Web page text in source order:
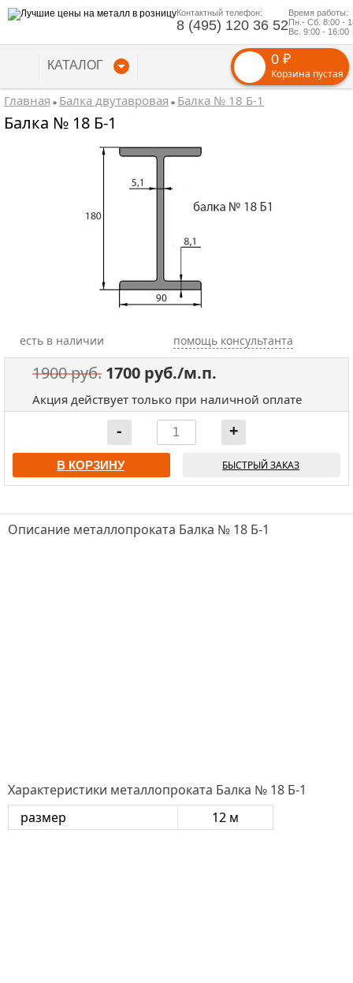
Контактный телефон:
8 (495) 120 36 52
Время работы:
Пн.- Сб. 8:00 -
Вс. 9:00 - 16:00
КАТАЛОГ 0 ₽
Корзина пустая
Главная » Балка двутавровая » Балка № 18 Б-1
Балка № 18 Б-1
есть в наличии помощь консультанта
1900 руб. 1700 руб./м.п.
Акция действует только при наличной оплате
В КОРЗИНУ БЫСТРЫЙ ЗАКАЗ
Описание металлопроката Балка № 18 Б-1
Характеристики металлопроката Балка № 18 Б-1
размер
12 м